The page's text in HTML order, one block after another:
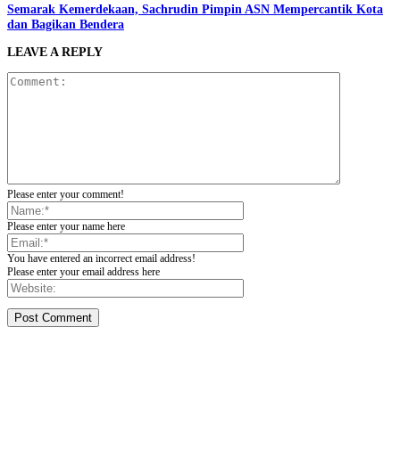
Semarak Kemerdekaan, Sachrudin Pimpin ASN Mempercantik Kota
dan Bagikan Bendera
LEAVE A REPLY
Please enter your comment!
Please enter your name here
You have entered an incorrect email address!
Please enter your email address here